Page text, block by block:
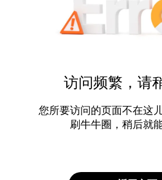
访问频繁，请
您所要访问的页面不在这
刷牛牛圈，稍后就